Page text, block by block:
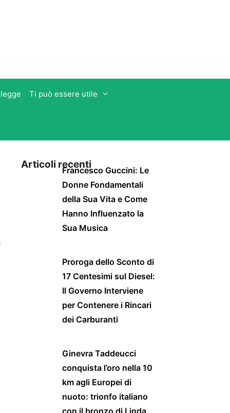
Ti può essere utile
Articoli recentiFrancesco Guccini: Le
Donne Fondamentali
della Sua Vita e Come
Hanno Influenzato la
Sua Musica
Proroga dello Sconto di
17 Centesimi sul Diesel:
Il Governo Interviene
per Contenere i Rincari
dei Carburanti
Ginevra Taddeucci
conquista l’oro nella 10
km agli Europei di
nuoto: trionfo italiano
con il bronzo di Linda